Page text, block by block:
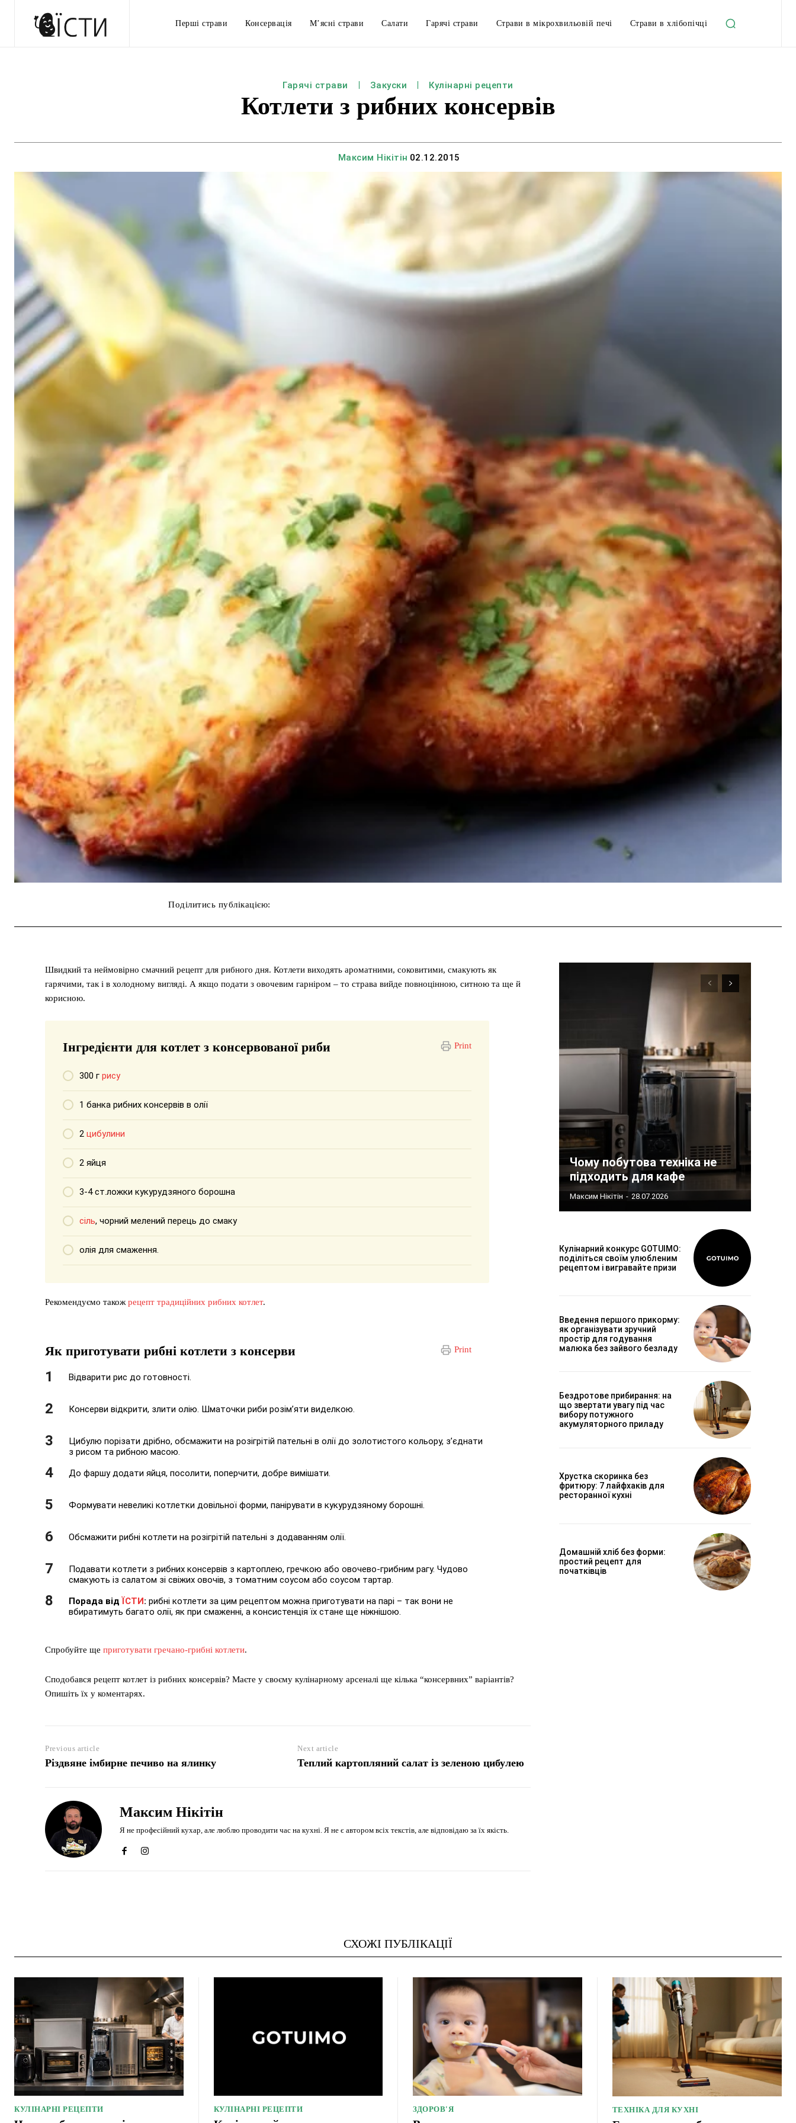
Перші страви Консервація М’ясні страви Салати Гарячі страви Страви в мікрохвильовій печі Страви в хлібопічці
Гарячі страви Закуски Кулінарні рецепти
Котлети з рибних консервів
Максим Нікітін 02.12.2015
Поділитись публікацією:
Швидкий та неймовірно смачний рецепт для рибного дня. Котлети виходять ароматними, соковитими, смакують як
гарячими, так і в холодному вигляді. А якщо подати з овочевим гарніром – то страва вийде повноцінною, ситною та ще й
корисною.
Print
Інгредієнти для котлет з консервованої риби
300 г рису
1 банка рибних консервів в олії
2 цибулини
2 яйця
3-4 ст.ложки кукурудзяного борошна
сіль, чорний мелений перець до смаку
олія для смаження.
Рекомендуємо такожрецепт традиційних рибних котлет.
Print
Як приготувати рибні котлети з консерви
Відварити рис до готовності.
Консерви відкрити, злити олію. Шматочки риби розім’яти виделкою.
Цибулю порізати дрібно, обсмажити на розігрітій пательні в олії до золотистого кольору, з’єднати
з рисом та рибною масою.
До фаршу додати яйця, посолити, поперчити, добре вимішати.
Формувати невеликі котлетки довільної форми, панірувати в кукурудзяному борошні.
Обсмажити рибні котлети на розігрітій пательні з додаванням олії.
Подавати котлети з рибних консервів з картоплею, гречкою або овочево-грибним рагу. Чудово
смакують із салатом зі свіжих овочів, з томатним соусом або соусом тартар.
Порада відЇСТИ: рибні котлети за цим рецептом можна приготувати на парі – так вони не
вбиратимуть багато олії, як при смаженні, а консистенція їх стане ще ніжнішою.
Спробуйте ще приготувати гречано-грибні котлети.
Сподобався рецепт котлет із рибних консервів? Маєте у своєму кулінарному арсеналі ще кілька “консервних” варіантів?
Опишіть їх у коментарях.
Previous article
Різдвяне імбирне печиво на ялинку
Next article
Теплий картопляний салат із зеленою цибулею
Максим Нікітін
Я не професійний кухар, але люблю проводити час на кухні. Я не є автором всіх текстів, але відповідаю за їх якість.
Чому побутова техніка не
підходить для кафе
Максим Нікітін - 28.07.2026
Кулінарний конкурс GOTUIMO:
поділіться своїм улюбленим
рецептом і вигравайте призи
Введення першого прикорму:
як організувати зручний
простір для годування
малюка без зайвого безладу
Бездротове прибирання: на
що звертати увагу під час
вибору потужного
акумуляторного приладу
Хрустка скоринка без
фритюру: 7 лайфхаків для
ресторанної кухні
Домашній хліб без форми:
простий рецепт для
початківців
СХОЖІ ПУБЛІКАЦІЇ
КУЛІНАРНІ РЕЦЕПТИ КУЛІНАРНІ РЕЦЕПТИ ЗДОРОВ'Я ТЕХНІКА ДЛЯ КУХНІ